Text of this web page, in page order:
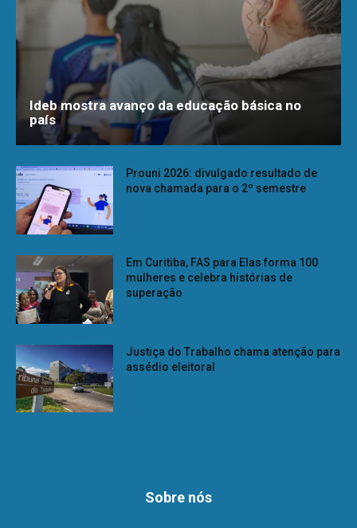
Ideb mostra avanço da educação básica no
país
Prouni 2026: divulgado resultado de
nova chamada para o 2º semestre
Em Curitiba, FAS para Elas forma 100
mulheres e celebra histórias de
superação
Justiça do Trabalho chama atenção para
assédio eleitoral
Sobre nós